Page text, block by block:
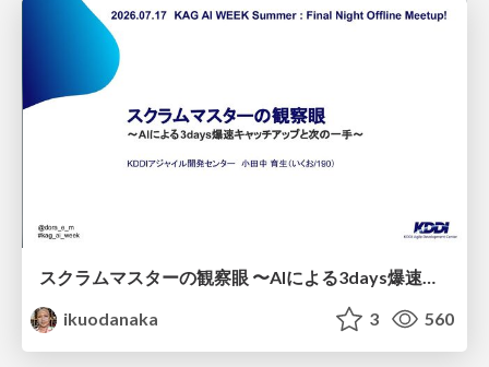
スクラムマスターの観察眼 〜AIによる3days爆速キャッチアップと次の一手〜/The Scrum Master's Insight: Lightning-Fast 3-Day Catch-Up with AI and the Next Move
ikuodanaka
3 560